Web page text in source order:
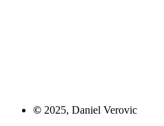
© 2025, Daniel Verovic